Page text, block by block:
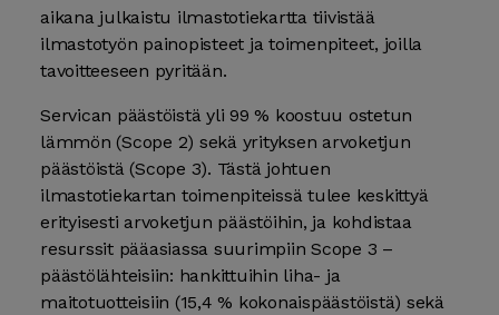
aikana julkaistu ilmastotiekartta tiivistää
ilmastotyön painopisteet ja toimenpiteet, joilla
tavoitteeseen pyritään.
Servican päästöistä yli 99 % koostuu ostetun
lämmön (Scope 2) sekä yrityksen arvoketjun
päästöistä (Scope 3). Tästä johtuen
ilmastotiekartan toimenpiteissä tulee keskittyä
erityisesti arvoketjun päästöihin, ja kohdistaa
resurssit pääasiassa suurimpiin Scope 3 –
päästölähteisiin: hankittuihin liha- ja
maitotuotteisiin (15,4 % kokonaispäästöistä) sekä